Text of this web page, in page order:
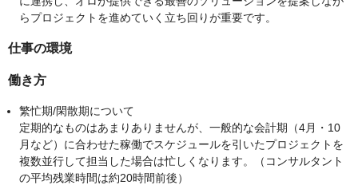
らプロジェクトを進めていく立ち回りが重要です。
仕事の環境
働き方
繁忙期/閑散期について
定期的なものはあまりありませんが、一般的な会計期（4月・10
月など）に合わせた稼働でスケジュールを引いたプロジェクトを
複数並行して担当した場合は忙しくなります。（コンサルタント
の平均残業時間は約20時間前後）